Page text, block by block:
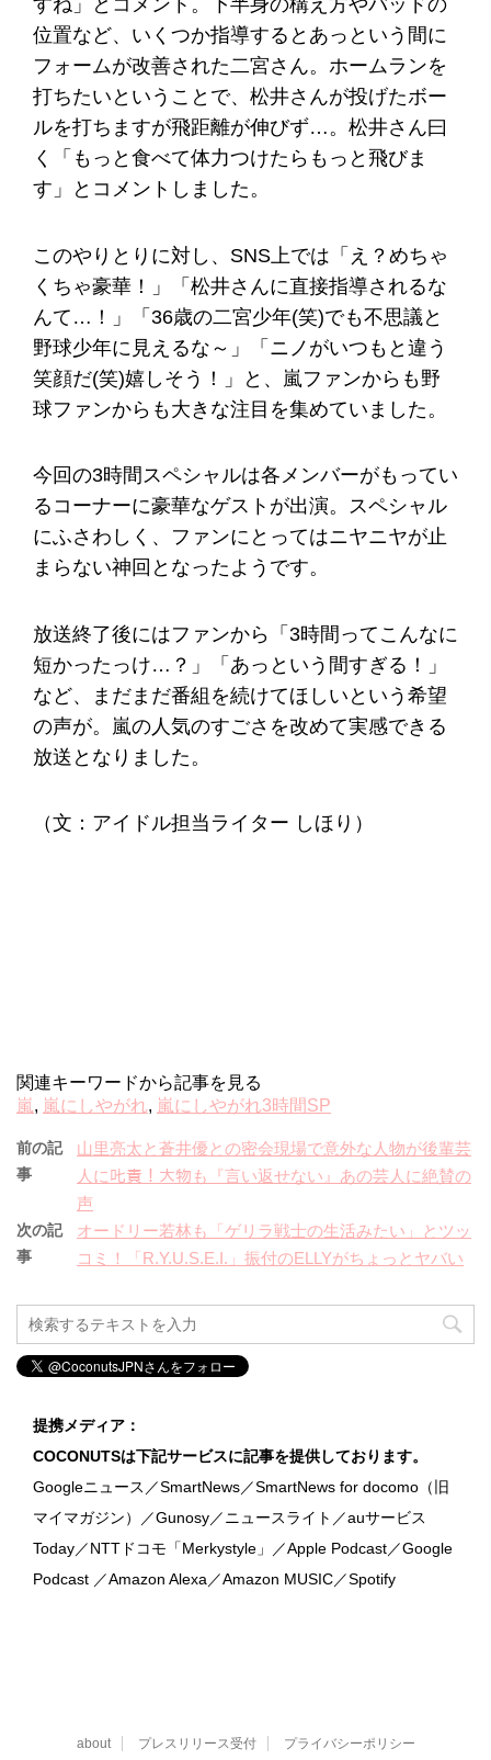
すね」とコメント。下半身の構え方やバッドの
位置など、いくつか指導するとあっという間に
フォームが改善された二宮さん。ホームランを
打ちたいということで、松井さんが投げたボー
ルを打ちますが飛距離が伸びず…。松井さん曰
く「もっと食べて体力つけたらもっと飛びま
す」とコメントしました。
このやりとりに対し、SNS上では「え？めちゃ
くちゃ豪華！」「松井さんに直接指導されるな
んて…！」「36歳の二宮少年(笑)でも不思議と
野球少年に見えるな～」「ニノがいつもと違う
笑顔だ(笑)嬉しそう！」と、嵐ファンからも野
球ファンからも大きな注目を集めていました。
今回の3時間スペシャルは各メンバーがもってい
るコーナーに豪華なゲストが出演。スペシャル
にふさわしく、ファンにとってはニヤニヤが止
まらない神回となったようです。
放送終了後にはファンから「3時間ってこんなに
短かったっけ…？」「あっという間すぎる！」
など、まだまだ番組を続けてほしいという希望
の声が。嵐の人気のすごさを改めて実感できる
放送となりました。
（文：アイドル担当ライター しほり）
関連キーワードから記事を見る
嵐, 嵐にしやがれ, 嵐にしやがれ3時間SP
前の記
事
山里亮太と蒼井優との密会現場で意外な人物が後輩芸
人に𠮟責！大物も『言い返せない』あの芸人に絶賛の
声
次の記
事
オードリー若林も「ゲリラ戦士の生活みたい」とツッ
コミ！「R.Y.U.S.E.I.」振付のELLYがちょっとヤバい
提携メディア：
COCONUTSは下記サービスに記事を提供しております。
Googleニュース／SmartNews／SmartNews for docomo（旧
マイマガジン）／Gunosy／ニュースライト／auサービス
Today／NTTドコモ「Merkystyle」／Apple Podcast／Google
Podcast ／Amazon Alexa／Amazon MUSIC／Spotify
about プレスリリース受付 プライバシーポリシー